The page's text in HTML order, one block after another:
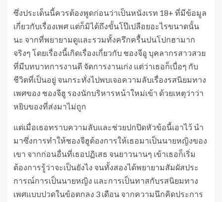
ซึ่งประเด็นนี้ควรต้องพูดก่อนว่าเป็นหนังเรท 18+ ที่มีข้อมูล
เกี่ยวกับเรื่องเพศ แต่ก็มิได้ถึงขั้นโป๊เปลือยอะไรขนาดนั้น
นะ จากที่พยายามดูและรวมทั้งครึกครื้นปนโปกฮามาก
จริงๆ โดยเรื่องนี้เกิดเรื่องเกี่ยวกับ ชองจีอู บุคลากรสาวสวย
ที่มีบทบาทการงานดี จัดการงานเก่ง แต่ว่าเธอก็เบื่อๆ กับ
ชีวิตที่เป็นอยู่ จนกระทั่งไปพบเจอความลับเรื่องรสนิยมทาง
เพศของ ชองจีฮู รองนักบริหารหน้าใหม่เข้า ด้วยเหตุว่าว่า
หยิบของที่ส่งมาไม่ถูก
แต่เมื่อเธอทราบความลับและช่วยปกปิดหัวข้อนี้เอาไว้ นำ
มาซึ่งการทำให้ชองจีฮูต้องการให้เธอมาเป็นนายหญิงของ
เขา จากก่อนอื่นที่เธอปฏิเสธ จนยาวนานๆ เข้าเธอก็เริ่ม
ต้องการรู้ว่าจะเป็นยังไง จนทั้งสองได้พยายามสัมผัสประ
การณ์การเป็นนายหญิง และการเป็นทาสกับรสนิยมทาง
เพศแบบปวดในข้อตกลง 3 เดือน จากความนึกคิดประการ